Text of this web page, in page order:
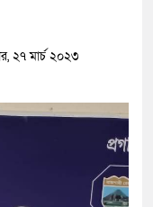
২৭ মার্চ ২০২৩